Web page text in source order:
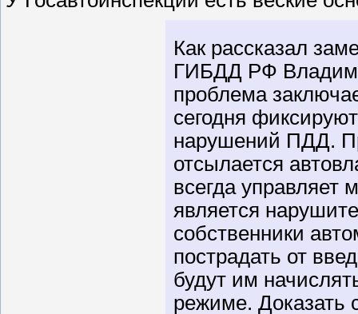
Как рассказал
ГИБДД РФ
проблема
сегодня
нарушений ПДД.
отсылается
всегда управляет
является
собственники
пострадать от
будут им
режиме. Доказать